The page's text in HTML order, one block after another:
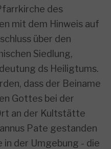
des
mit dem Hinweis auf
über den
Siedlung,
ds Heiligtums.
dass der Beiname
Gottes bei der
an der Kultstätte
Pate gestanden
in der Umgebung - die